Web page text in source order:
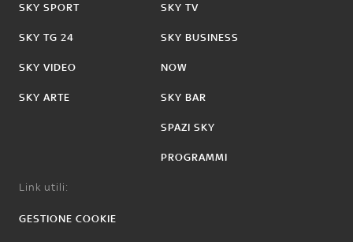
SKY SPORT
SKY TG 24
SKY VIDEO
SKY ARTE
SKY TV
SKY BUSINESS
NOW
SKY BAR
SPAZI SKY
PROGRAMMI
Link utili:
GESTIONE COOKIE